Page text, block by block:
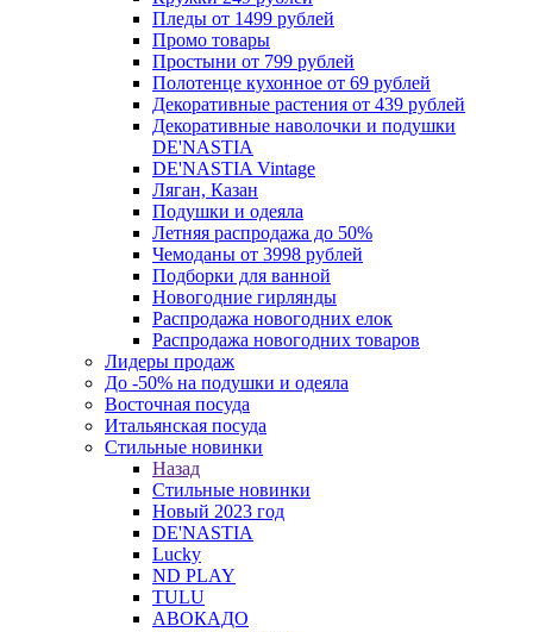
Пледы от 1499 рублей
Промо товары
Простыни от 799 рублей
Полотенце кухонное от 69 рублей
Декоративные растения от 439 рублей
Декоративные наволочки и подушки
DE'NASTIA
DE'NASTIA Vintage
Ляган, Казан
Подушки и одеяла
Летняя распродажа до 50%
Чемоданы от 3998 рублей
Подборки для ванной
Новогодние гирлянды
Распродажа новогодних елок
Распродажа новогодних товаров
Лидеры продаж
До -50% на подушки и одеяла
Восточная посуда
Итальянская посуда
Стильные новинки
Назад
Стильные новинки
Новый 2023 год
DE'NASTIA
Lucky
ND PLAY
TULU
АВОКАДО